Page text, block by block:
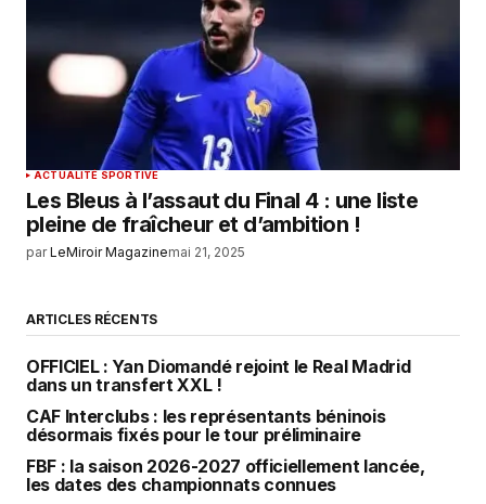
ACTUALITÉ SPORTIVE
Les Bleus à l’assaut du Final 4 : une liste
pleine de fraîcheur et d’ambition !
par LeMiroir Magazinemai 21, 2025
ARTICLES RÉCENTS
OFFICIEL : Yan Diomandé rejoint le Real Madrid
dans un transfert XXL !
CAF Interclubs : les représentants béninois
désormais fixés pour le tour préliminaire
FBF : la saison 2026-2027 officiellement lancée,
les dates des championnats connues